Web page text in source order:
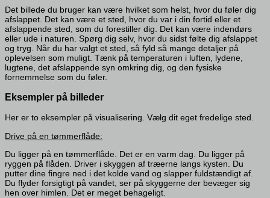
Det billede du bruger kan være hvilket som helst, hvor du føler dig
afslappet. Det kan være et sted, hvor du var i din fortid eller et
afslappende sted, som du forestiller dig. Det kan være indendørs
eller ude i naturen. Spørg dig selv, hvor du sidst følte dig afslappet
og tryg. Når du har valgt et sted, så fyld så mange detaljer på
oplevelsen som muligt. Tænk på temperaturen i luften, lydene,
lugtene, det afslappende syn omkring dig, og den fysiske
fornemmelse som du føler.
Eksempler på billeder
Her er to eksempler på visualisering. Vælg dit eget fredelige sted.
Drive på en tømmerflåde:
Du ligger på en tømmerflåde. Det er en varm dag. Du ligger på
ryggen på flåden. Driver i skyggen af træerne langs kysten. Du
putter dine fingre ned i det kolde vand og slapper fuldstændigt af.
Du flyder forsigtigt på vandet, ser på skyggerne der bevæger sig
hen over himlen. Det er meget behageligt.